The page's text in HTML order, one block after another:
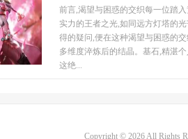
前言,渴望与困惑的交织每一位踏
实力的王者之光,如同远方灯塔的
得的疑问,便在这种渴望与困惑的
多维度淬炼后的结晶。基石,精湛
这绝...
Copyright © 2026 All Rights